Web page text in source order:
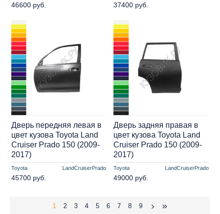
46600 руб. 37400 руб.
Toyota LandCruiserPrado
Дверь передняя левая в
цвет кузова Toyota Land
Cruiser Prado 150 (2009-
2017)
45700 руб.
Toyota LandCruiserPrado
Дверь задняя правая в
цвет кузова Toyota Land
Cruiser Prado 150 (2009-
2017)
49000 руб.
1 2 3 4 5 6 7 8
9